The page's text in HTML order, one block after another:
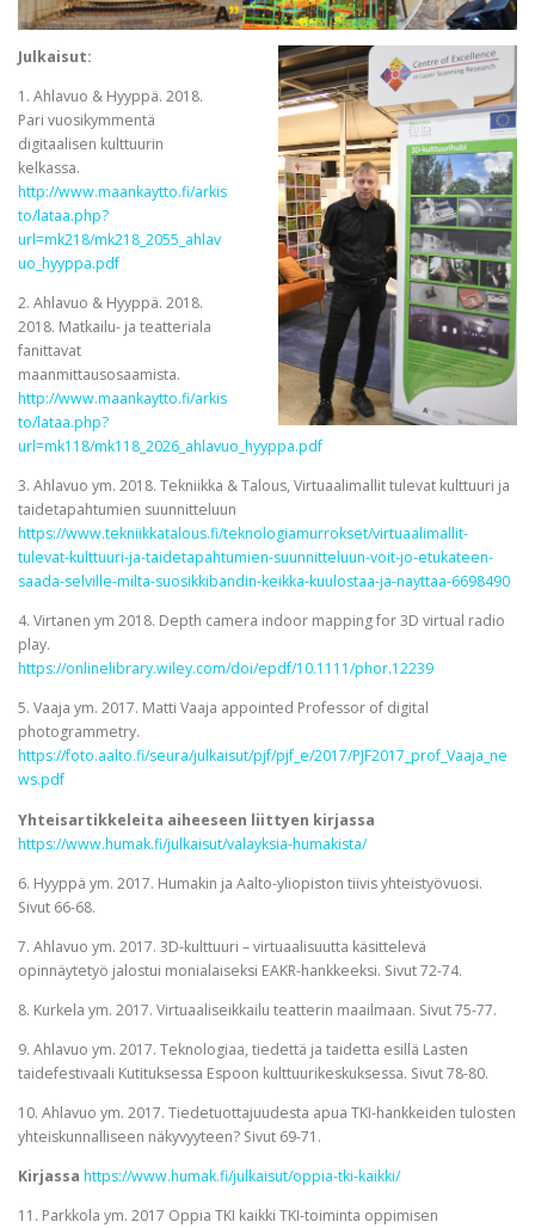
Julkaisut:
1. Ahlavuo & Hyyppä. 2018.
Pari vuosikymmentä
digitaalisen kulttuurin
kelkassa.
http://www.maankaytto.fi/arkis
to/lataa.php?
url=mk218/mk218_2055_ahlav
uo_hyyppa.pdf
2. Ahlavuo & Hyyppä. 2018.
2018. Matkailu- ja teatteriala
fanittavat
maanmittausosaamista.
http://www.maankaytto.fi/arkis
to/lataa.php?
url=mk118/mk118_2026_ahlavuo_hyyppa.pdf
3. Ahlavuo ym. 2018. Tekniikka & Talous, Virtuaalimallit tulevat kulttuuri ja
taidetapahtumien suunnitteluun
https://www.tekniikkatalous.fi/teknologiamurrokset/virtuaalimallit-
tulevat-kulttuuri-ja-taidetapahtumien-suunnitteluun-voit-jo-etukateen-
saada-selville-milta-suosikkibandin-keikka-kuulostaa-ja-nayttaa-6698490
4. Virtanen ym 2018. Depth camera indoor mapping for 3D virtual radio
play.
https://onlinelibrary.wiley.com/doi/epdf/10.1111/phor.12239
5. Vaaja ym. 2017. Matti Vaaja appointed Professor of digital
photogrammetry.
https://foto.aalto.fi/seura/julkaisut/pjf/pjf_e/2017/PJF2017_prof_Vaaja_ne
ws.pdf
Yhteisartikkeleita aiheeseen liittyen kirjassa
https://www.humak.fi/julkaisut/valayksia-humakista/
6. Hyyppä ym. 2017. Humakin ja Aalto-yliopiston tiivis yhteistyövuosi.
Sivut 66-68.
7. Ahlavuo ym. 2017. 3D-kulttuuri – virtuaalisuutta käsittelevä
opinnäytetyö jalostui monialaiseksi EAKR-hankkeeksi. Sivut 72-74.
8. Kurkela ym. 2017. Virtuaaliseikkailu teatterin maailmaan. Sivut 75-77.
9. Ahlavuo ym. 2017. Teknologiaa, tiedettä ja taidetta esillä Lasten
taidefestivaali Kutituksessa Espoon kulttuurikeskuksessa. Sivut 78-80.
10. Ahlavuo ym. 2017. Tiedetuottajuudesta apua TKI-hankkeiden tulosten
yhteiskunnalliseen näkyvyyteen? Sivut 69-71.
Kirjassa https://www.humak.fi/julkaisut/oppia-tki-kaikki/
11. Parkkola ym. 2017 Oppia TKI kaikki TKI-toiminta oppimisen